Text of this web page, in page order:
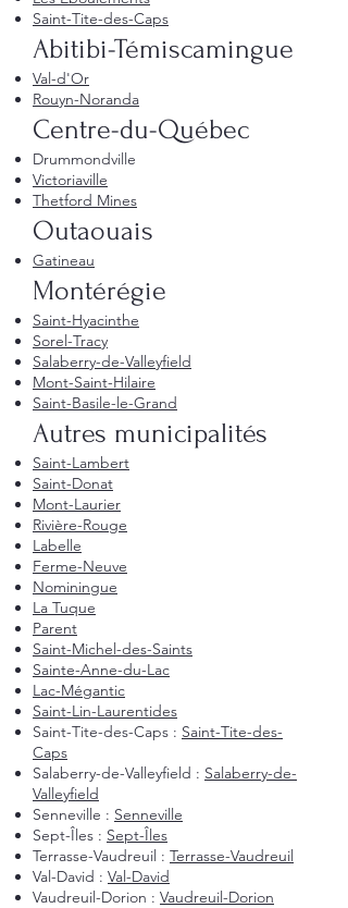
Saint-Tite-des-Caps
Abitibi-Témiscamingue
Val-d'Or
Rouyn-Noranda
Centre-du-Québec
Drummondville
Victoriaville
Thetford Mines
Outaouais
Gatineau
Montérégie
Saint-Hyacinthe
Sorel-Tracy
Salaberry-de-Valleyfield
Mont-Saint-Hilaire
Saint-Basile-le-Grand
Autres municipalités
Saint-Lambert
Saint-Donat
Mont-Laurier
Rivière-Rouge
Labelle
Ferme-Neuve
Nominingue
La Tuque
Parent
Saint-Michel-des-Saints
Sainte-Anne-du-Lac
Lac-Mégantic
Saint-Lin-Laurentides
Saint-Tite-des-Caps : Saint-Tite-des-
Caps
Salaberry-de-Valleyfield : Salaberry-de-
Valleyfield
Senneville : Senneville
Sept-Îles : Sept-Îles
Terrasse-Vaudreuil : Terrasse-Vaudreuil
Val-David : Val-David
Vaudreuil-Dorion : Vaudreuil-Dorion